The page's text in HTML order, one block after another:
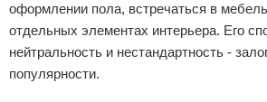
оформлении пола, встречаться в
отдельных элементах интерьера. Его
нейтральность и нестандартность -
популярности.